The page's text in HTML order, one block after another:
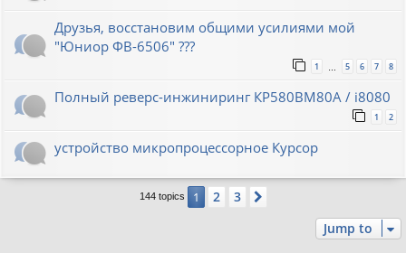
Друзья, восстановим общими усилиями мой
"Юниор ФВ-6506" ???
1 … 5 6 7 8
Полный реверс-инжиниринг КР580ВМ80А / i8080
1 2
устройство микропроцессорное Курсор
144 topics 1 2 3
Jump to